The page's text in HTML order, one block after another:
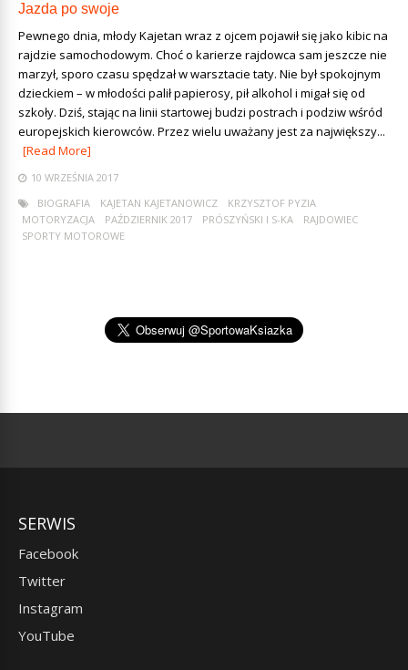
Jazda po swoje
Pewnego dnia, młody Kajetan wraz z ojcem pojawił się jako kibic na
rajdzie samochodowym. Choć o karierze rajdowca sam jeszcze nie
marzył, sporo czasu spędzał w warsztacie taty. Nie był spokojnym
dzieckiem – w młodości palił papierosy, pił alkohol i migał się od
szkoły. Dziś, stając na linii startowej budzi postrach i podziw wśród
europejskich kierowców. Przez wielu uważany jest za największy...
[Read More]
10 WRZEŚNIA 2017
BIOGRAFIA
KAJETAN KAJETANOWICZ
KRZYSZTOF PYZIA
MOTORYZACJA
PAŹDZIERNIK 2017 PRÓSZYŃSKI I S-KA
RAJDOWIEC
SPORTY MOTOROWE
SERWIS
Facebook
Twitter
Instagram
YouTube